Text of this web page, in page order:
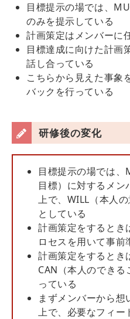
目標提示の場では、
のみを提示している
計画策定はメンバーに
目標達成に向けた計画
話し合っている
こちらから見えた事象
バックを行っている
研修後の変化
目標提示の場では、
目標）に対するメン
上で、WILL（本人
としている
計画策定をするとき
ロセスを用いて事前
計画策定をするとき
CAN（本人のでき
っている
まずメンバーから想
上で、必要なフィー